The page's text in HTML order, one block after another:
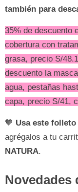
también para
35% de descuento
cobertura con
grasa, precio S/
descuento la
agua, pestañas
capa, precio S/41,
🧡 Usa este
agrégalos a tu
NATURA.
Novedades